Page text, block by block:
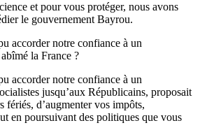
et pour vous protéger, nous avons
le gouvernement Bayrou.
accorder notre confiance à un
la France ?
accorder notre confiance à un
jusqu’aux Républicains, proposait
fériés, d’augmenter vos impôts,
en poursuivant des politiques que vous